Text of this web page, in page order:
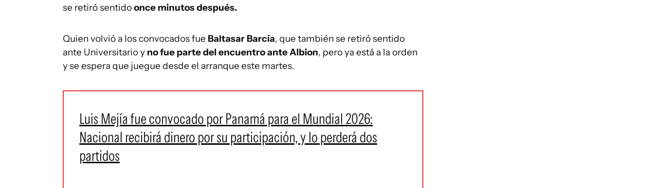
se retiró sentidoonce minutos después.
Quien volvió a los convocados fue Baltasar Barcía, que también se retiró sentido
ante Universitario y no fue parte del encuentro ante Albion, pero ya está a la orden
y se espera que juegue desde el arranque este martes.
Luis Mejía fue convocado por Panamá para el Mundial 2026:
Nacional recibirá dinero por su participación, y lo perderá dos
partidos